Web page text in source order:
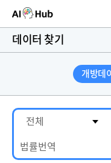
AI-Hub
AI 데이터찾기
AI 허브소개
데이터 찾기
개방데